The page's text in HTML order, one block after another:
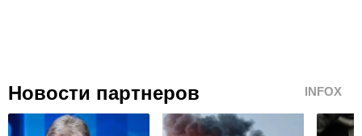
Новости партнеров INFOX